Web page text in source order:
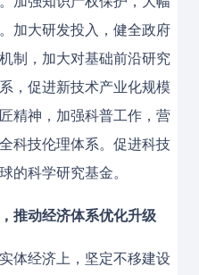
加大研发投入，健全政府
制，加大对基础前沿研究
，促进新技术产业化规模
精神，加强科普工作，营
科技伦理体系。促进科技
的科学研究基金。
推动经济体系优化升级
体经济上，坚定不移建设